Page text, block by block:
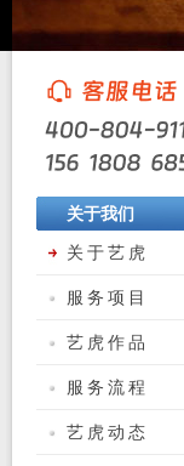
关于我们
关于艺虎
服务项目
艺虎作品
服务流程
艺虎动态